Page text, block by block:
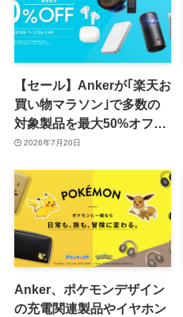
【セール】Ankerが｢楽天お
買い物マラソン｣で多数の
対象製品を最大50%オフで
販売するセールを開催中
2026年7月20日
Anker、ポケモンデザイン
の充電関連製品やイヤホン